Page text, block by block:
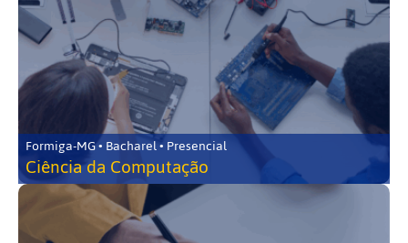
Formiga-MG • Bacharel • Presencial
Ciência da Computação